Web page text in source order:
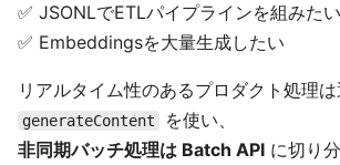
✅ JSONLでETLパイプラインを組みたい
✅ Embeddingsを大量生成したい
リアルタイム性のあるプロダクト処理
generateContent
を使い、
非同期バッチ処理は Batch API に切り